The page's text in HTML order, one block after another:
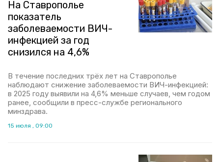
На Ставрополье
показатель
заболеваемости ВИЧ-
инфекцией за год
снизился на 4,6%
В течение последних трёх лет на Ставрополье
наблюдают снижение заболеваемости ВИЧ-инфекцией:
в 2025 году выявили на 4,6% меньше случаев, чем годом
ранее, сообщили в пресс-службе регионального
минздрава.
15 июля , 09:00